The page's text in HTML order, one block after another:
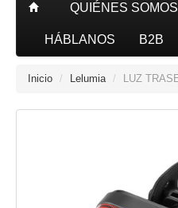
QUIÉNES SOMOS
HÁBLANOS B2B
Inicio / Lelumia / LUZ